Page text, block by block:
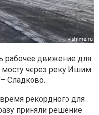
рабочее движение для
через реку Ишим
Сладково.
рекордного для
приняли решение